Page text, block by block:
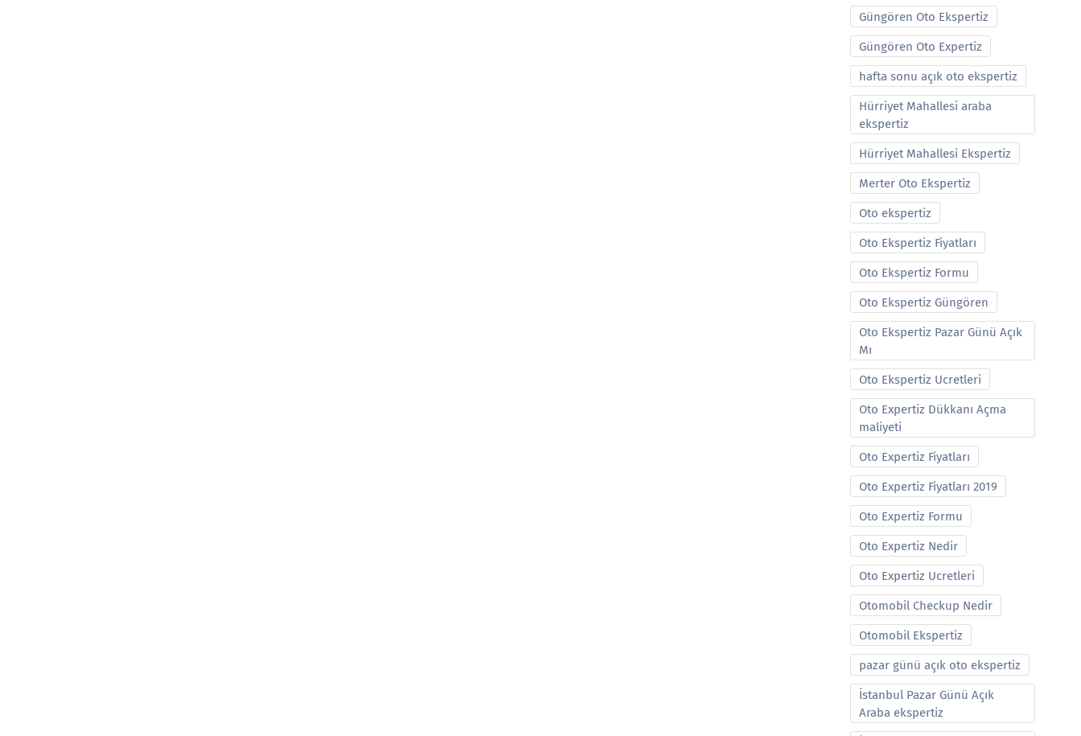
Güngören Oto Ekspertiz
Güngören Oto Expertiz
hafta sonu açık oto ekspertiz
Hürriyet Mahallesi araba
ekspertiz
Hürriyet Mahallesi Ekspertiz
Merter Oto Ekspertiz
Oto ekspertiz
Oto Ekspertiz Fiyatları
Oto Ekspertiz Formu
Oto Ekspertiz Güngören
Oto Ekspertiz Pazar Günü Açık
Mı
Oto Ekspertiz Ucretleri
Oto Expertiz Dükkanı Açma
maliyeti
Oto Expertiz Fiyatları
Oto Expertiz Fiyatları 2019
Oto Expertiz Formu
Oto Expertiz Nedir
Oto Expertiz Ucretleri
Otomobil Checkup Nedir
Otomobil Ekspertiz
pazar günü açık oto ekspertiz
İstanbul Pazar Günü Açık
Araba ekspertiz